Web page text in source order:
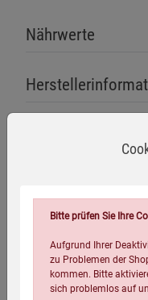
Nährwerte
Bio-zertifiziert
Vegan
Bitte prüfen Sie Ihre
Aufgrund Ihrer
zu Problemen der
kommen. Bitte
sich problemlos auf